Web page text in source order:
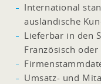
International
ausländische
Lieferbar in den
Französisch
Umsatz- und